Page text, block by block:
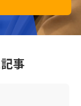
事